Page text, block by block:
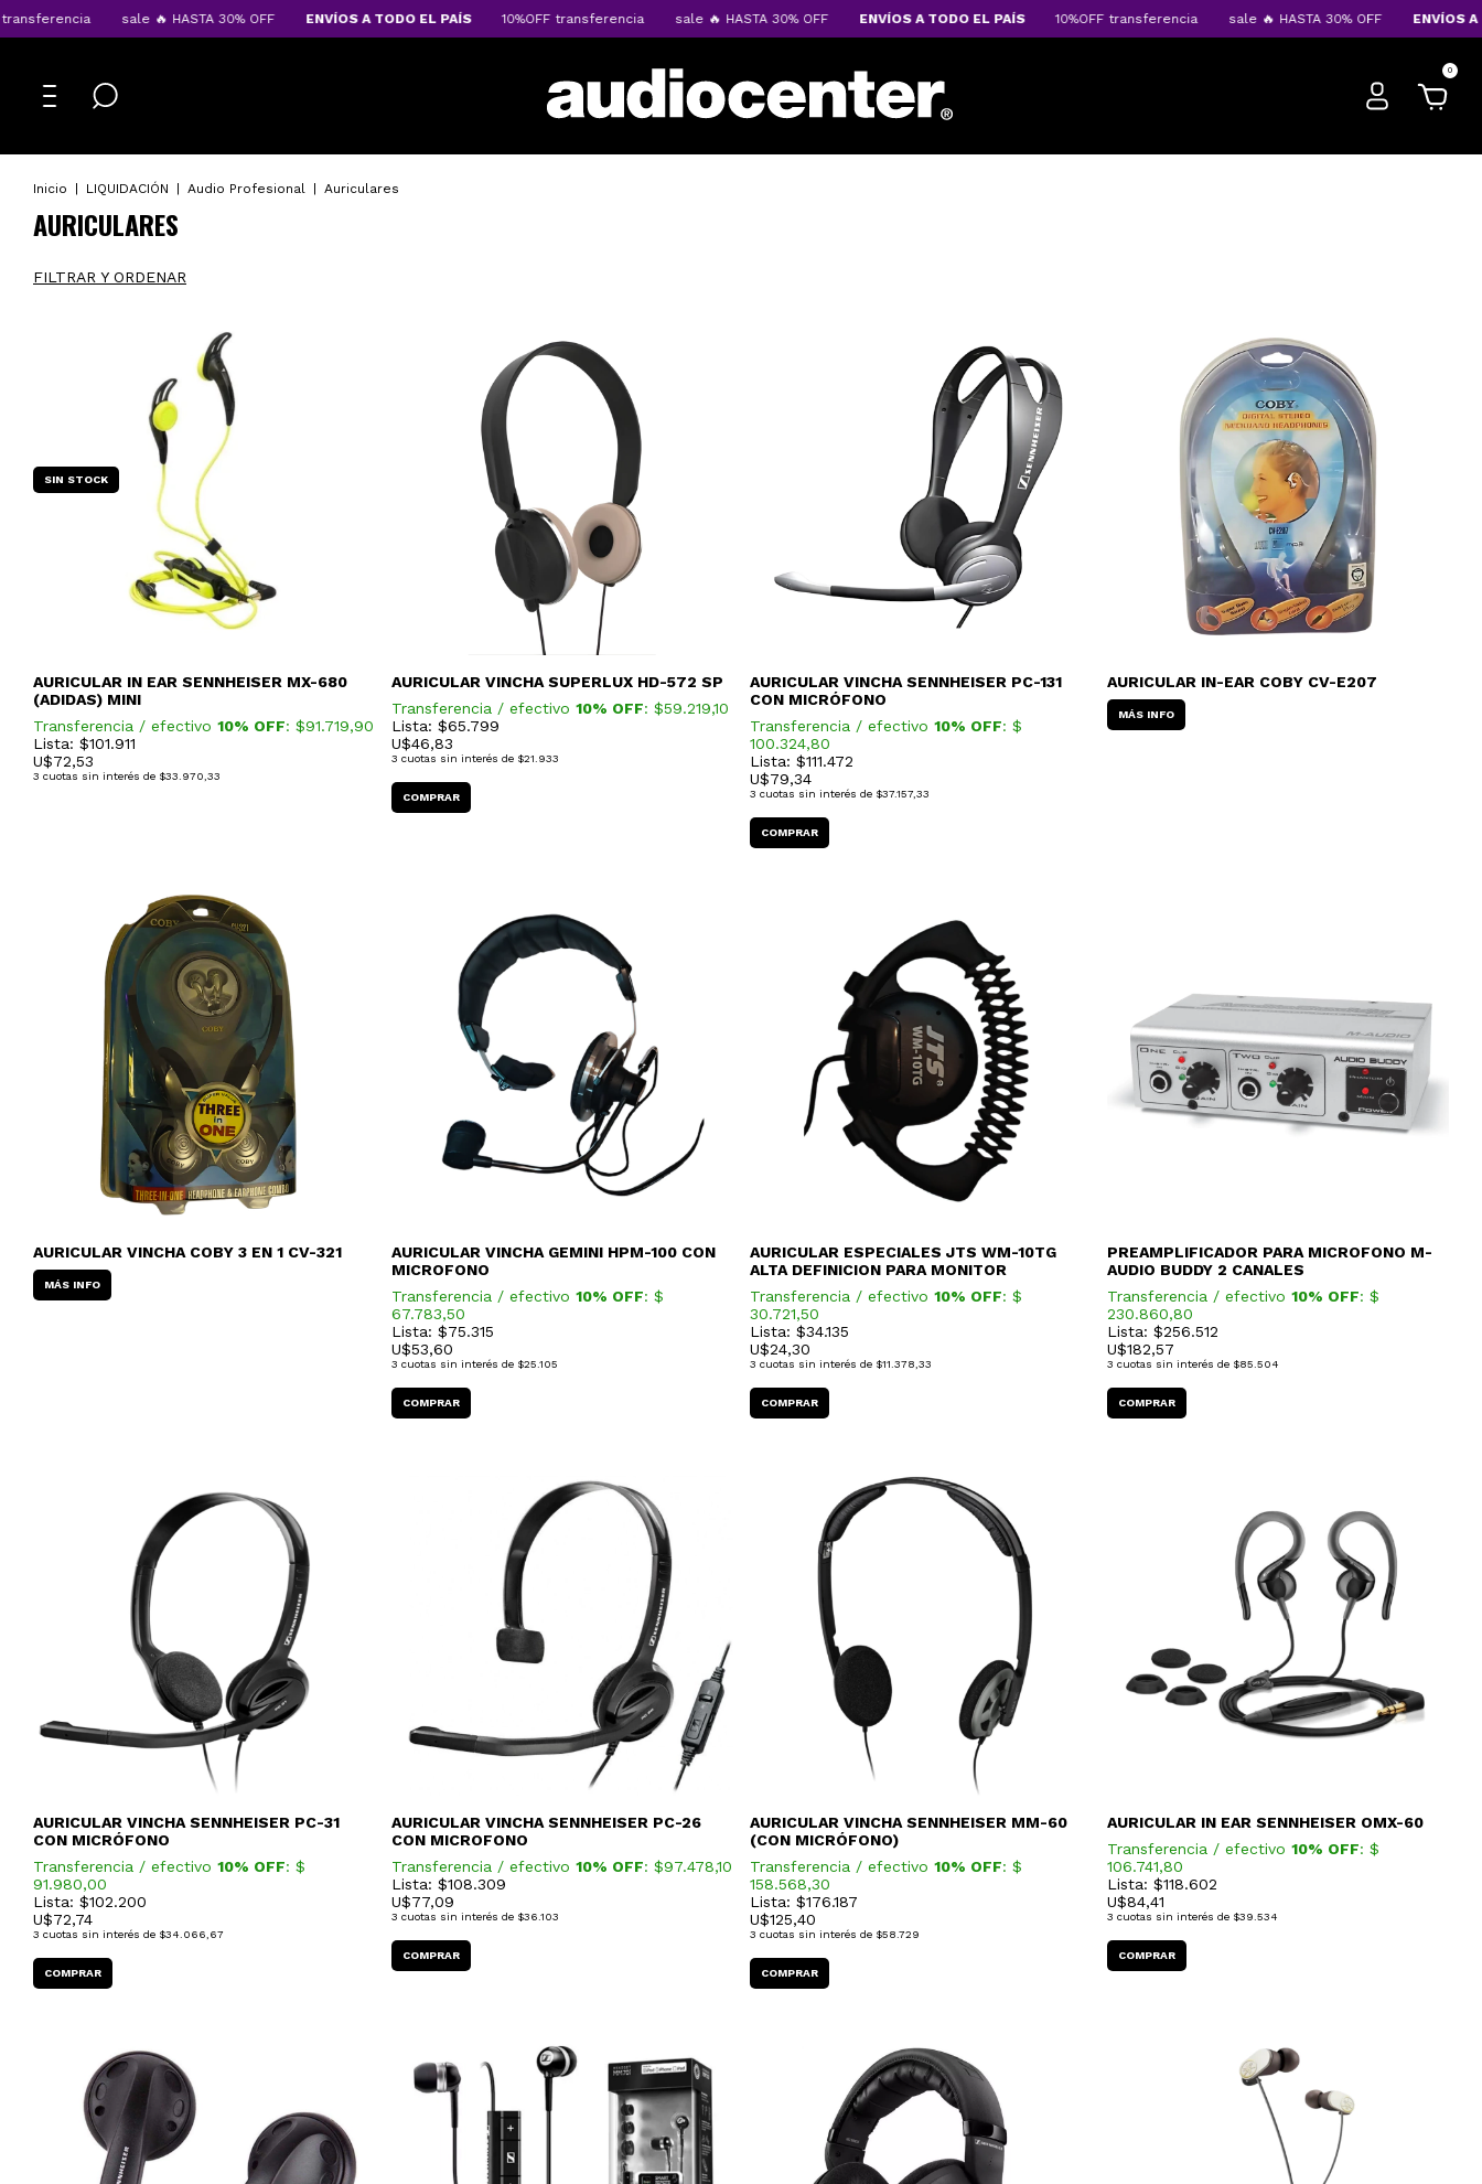
sale 🔥 HASTA 30% OFF ENVÍOS A TODO EL PAÍS 10%OFF transferencia sale 🔥 HASTA 30% OFF ENVÍOS A TODO EL PAÍS 10%OFF transferencia sale 🔥 HASTA 30% OFF ENVÍOS A TODO EL
0
Inicio LIQUIDACIÓN Audio Profesional Auriculares
AURICULARES
FILTRAR Y ORDENAR
SIN STOCK
AURICULAR IN EAR SENNHEISER MX-680
(ADIDAS) MINI
Transferencia / efectivo 10% OFF: $91.719,90
Lista: $101.911
U$72,53
3 cuotas sin interés de $33.970,33
AURICULAR VINCHA SUPERLUX HD-572 SP
Transferencia / efectivo 10% OFF: $59.219,10
Lista: $65.799
U$46,83
3 cuotas sin interés de $21.933
AURICULAR VINCHA SENNHEISER PC-131
CON MICRÓFONO
Transferencia / efectivo 10% OFF: $
100.324,80
Lista: $111.472
U$79,34
3 cuotas sin interés de $37.157,33
AURICULAR IN-EAR COBY CV-E207
MÁS INFO
AURICULAR VINCHA COBY 3 EN 1 CV-321
MÁS INFO
AURICULAR VINCHA GEMINI HPM-100 CON
MICROFONO
Transferencia / efectivo 10% OFF: $
67.783,50
Lista: $75.315
U$53,60
3 cuotas sin interés de $25.105
AURICULAR ESPECIALES JTS WM-10TG
ALTA DEFINICION PARA MONITOR
Transferencia / efectivo 10% OFF: $
30.721,50
Lista: $34.135
U$24,30
3 cuotas sin interés de $11.378,33
PREAMPLIFICADOR PARA MICROFONO M-
AUDIO BUDDY 2 CANALES
Transferencia / efectivo10% OFF: $
230.860,80
Lista: $256.512
U$182,57
3 cuotas sin interés de $85.504
AURICULAR VINCHA SENNHEISER PC-31
CON MICRÓFONO
Transferencia / efectivo 10% OFF: $
91.980,00
Lista: $102.200
U$72,74
3 cuotas sin interés de $34.066,67
AURICULAR VINCHA SENNHEISER PC-26
CON MICROFONO
Transferencia / efectivo 10% OFF: $97.478,10
Lista: $108.309
U$77,09
3 cuotas sin interés de $36.103
AURICULAR VINCHA SENNHEISER MM-60
(CON MICRÓFONO)
Transferencia / efectivo 10% OFF: $
158.568,30
Lista: $176.187
U$125,40
3 cuotas sin interés de $58.729
AURICULAR IN EAR SENNHEISER OMX-60
Transferencia / efectivo10% OFF: $
106.741,80
Lista: $118.602
U$84,41
3 cuotas sin interés de $39.534